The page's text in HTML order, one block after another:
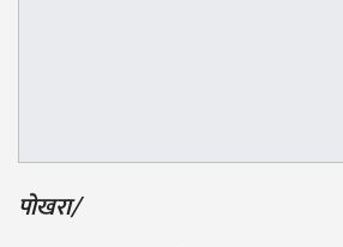
पोखरा/